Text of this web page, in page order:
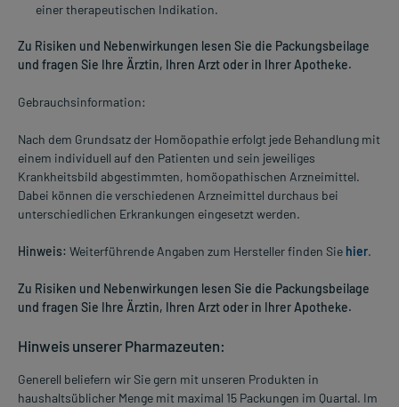
einer therapeutischen Indikation.
Zu Risiken und Nebenwirkungen lesen Sie die Packungsbeilage
und fragen Sie Ihre Ärztin, Ihren Arzt oder in Ihrer Apotheke.
Gebrauchsinformation:
Nach dem Grundsatz der Homöopathie erfolgt jede Behandlung mit
einem individuell auf den Patienten und sein jeweiliges
Krankheitsbild abgestimmten, homöopathischen Arzneimittel.
Dabei können die verschiedenen Arzneimittel durchaus bei
unterschiedlichen Erkrankungen eingesetzt werden.
Hinweis: Weiterführende Angaben zum Hersteller finden Sie hier.
Zu Risiken und Nebenwirkungen lesen Sie die Packungsbeilage
und fragen Sie Ihre Ärztin, Ihren Arzt oder in Ihrer Apotheke.
Hinweis unserer Pharmazeuten:
Generell beliefern wir Sie gern mit unseren Produkten in
haushaltsüblicher Menge mit maximal 15 Packungen im Quartal. Im